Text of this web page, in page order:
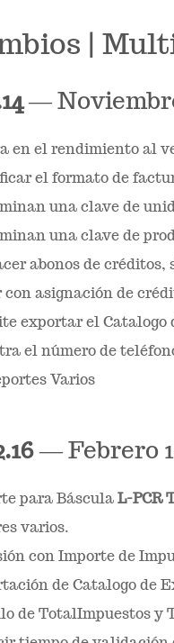
|
—
en el rendimiento al
el formato de
una clave de
una clave de
abonos de créditos,
con asignación de
exportar el Catalogo
el número de
Varios
— Febrero
para BásculaL-PCR
varios.
con Importe de
de Catalogo de
de TotalImpuestos y